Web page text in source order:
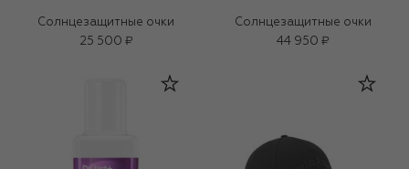
Солнцезащитные очки
25 500 ₽
Солнцезащитные очки
44 950 ₽